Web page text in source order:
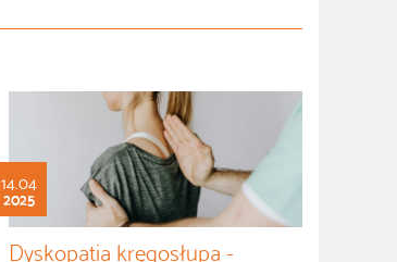
14.04
2025
Dyskopatia kręgosłupa -